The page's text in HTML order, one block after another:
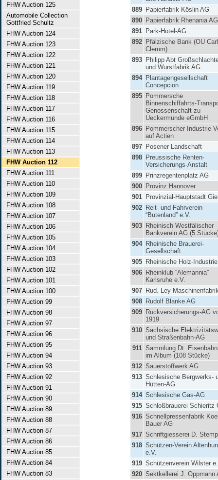
FHW Auction 125
Automobile Collection
Gottfried Schultz
FHW Auction 124
FHW Auction 123
FHW Auction 122
FHW Auction 121
FHW Auction 120
FHW Auction 119
FHW Auction 118
FHW Auction 117
FHW Auction 116
FHW Auction 115
FHW Auction 114
FHW Auction 113
FHW Auction 112
FHW Auction 111
FHW Auction 110
FHW Auction 109
FHW Auction 108
FHW Auction 107
FHW Auction 106
FHW Auction 105
FHW Auction 104
FHW Auction 103
FHW Auction 102
FHW Auction 101
FHW Auction 100
FHW Auction 99
FHW Auction 98
FHW Auction 97
FHW Auction 96
FHW Auction 95
FHW Auction 94
FHW Auction 93
FHW Auction 92
FHW Auction 91
FHW Auction 90
FHW Auction 89
FHW Auction 88
FHW Auction 87
FHW Auction 86
FHW Auction 85
FHW Auction 84
FHW Auction 83
889 Papierfabrik Köslin AG
890 Papierfabrik Rhenania AG
891 Park-Hotel-AG
892 Pfälzische Bank (OU Carl
Clemm)
893 Philipp Abt
und Wurstfabrik AG
894 Plantagengesellschaft
Concepcion
895 Pommersche
Binnenschiffahrts-
Genossenschaft zu
Ueckermünde eGmbH
896 Pommerscher Industrie-
auf Actien
897 Posener Landschaft
898 Preussische Renten-
Versicherungs-Anstalt
899 Prinzregentenplatz AG
900 Provinz Hannover
901 Provinzial-Hauptstadt
902 Reit- und Fahrverein
“Butenland” e.V.
903 Rheinisch Westfälischer
Bankverein AG (5
904 Rheinische Brauerei-
Gesellschaft
905 Rheinische Holz-
906 Rheinklub “Alemannia”
Karlsruhe e.V.
907 Rud. Ley
908 Rudolf Blanke AG
909 Rückversicherungs-AG
1919
910 Sächsische
und Straßenbahn-AG
911 Sammlung Dt.
im Album (108 Stücke)
912 Sauerstoffwerk AG
913 Schlesische Bergwerks-
Hütten-AG
914 Schlesische Gas-AG
915 Schloßbrauerei Schieritz
916 Schnellpressenfabrik
Bauer AG
917 Schriftgiesserei D.
918 Schützen-Verein
e.V.
919 Schützenverein Wilster
920 Sektkellerei J. Oppmann